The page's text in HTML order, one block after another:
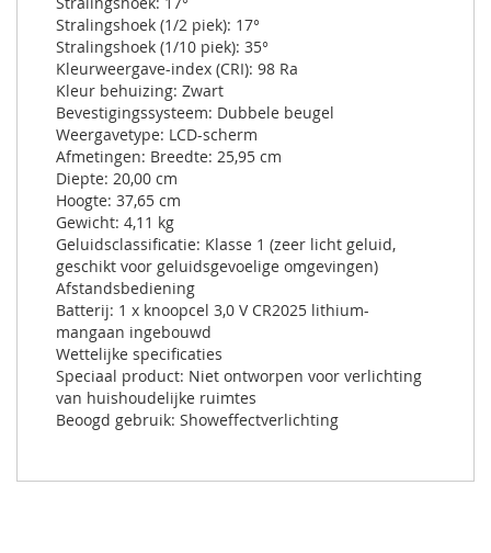
Stralingshoek (1/2 piek): 17°
Stralingshoek (1/10 piek): 35°
Kleurweergave-index (CRI): 98 Ra
Kleur behuizing: Zwart
Bevestigingssysteem: Dubbele beugel
Weergavetype: LCD-scherm
Afmetingen: Breedte: 25,95 cm
Diepte: 20,00 cm
Hoogte: 37,65 cm
Gewicht: 4,11 kg
Geluidsclassificatie: Klasse 1 (zeer licht geluid,
geschikt voor geluidsgevoelige omgevingen)
Afstandsbediening
Batterij: 1 x knoopcel 3,0 V CR2025 lithium-
mangaan ingebouwd
Wettelijke specificaties
Speciaal product: Niet ontworpen voor verlichting
van huishoudelijke ruimtes
Beoogd gebruik: Showeffectverlichting